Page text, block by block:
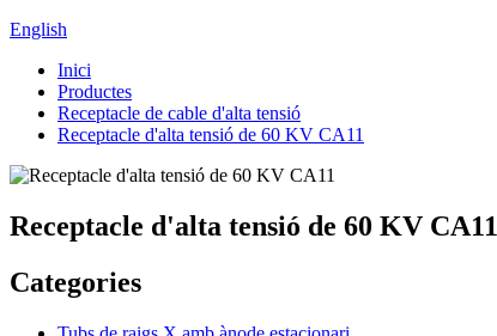
English
Inici
Productes
Receptacle de cable d'alta tensió
Receptacle d'alta tensió de 60 KV CA11
Receptacle d'alta tensió de 60 KV CA11
Categories